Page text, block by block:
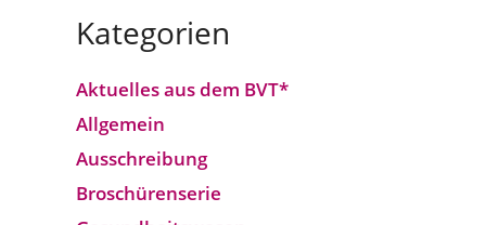
Kategorien
Aktuelles aus dem BVT*
Allgemein
Ausschreibung
Broschürenserie